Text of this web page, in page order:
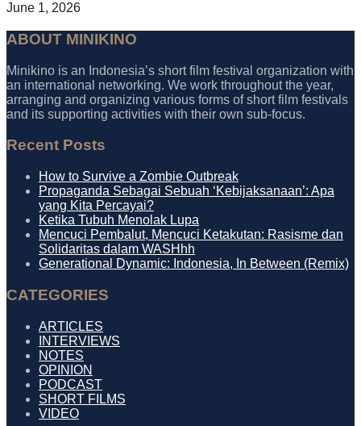
June 1, 2026
ABOUT MINIKINO
Minikino is an Indonesia’s short film festival organization with
an international networking. We work throughout the year,
arranging and organizing various forms of short film festivals
and its supporting activities with their own sub-focus.
Recent Posts
How to Survive a Zombie Outbreak
Propaganda Sebagai Sebuah ‘Kebijaksanaan’: Apa
yang Kita Percayai?
Ketika Tubuh Menolak Lupa
Mencuci Pembalut, Mencuci Ketakutan: Rasisme dan
Solidaritas dalam WASHhh
Generational Dynamic: Indonesia, In Between (Remix)
CATEGORIES
ARTICLES
INTERVIEWS
NOTES
OPINION
PODCAST
SHORT FILMS
VIDEO